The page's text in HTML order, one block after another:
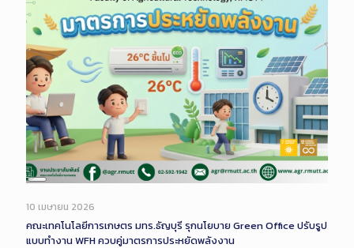
Long
Description
10 เมษายน 2026
คณะเทคโนโลยีการเกษตร มทร.ธัญบุรี รุกนโยบาย Green Office ปรับรูป
แบบทำงาน WFH ควบคู่มาตรการประหยัดพลังงาน